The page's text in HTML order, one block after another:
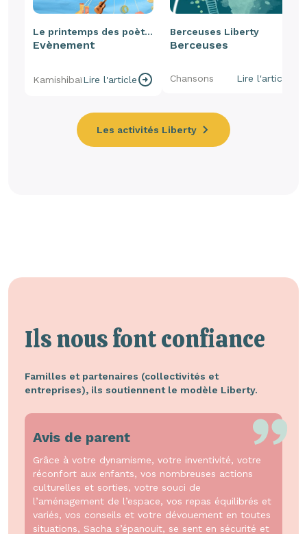
Le printemps des poètes
Evènement
KamishibaïLire l'article
Berceuses Liberty
Berceuses
Chansons Lire l'article
Les activités Liberty
Ils nous font confiance
Familles et partenaires (collectivités et
entreprises), ils soutiennent le modèle Liberty.
Avis de parent
Grâce à votre dynamisme, votre inventivité, votre
réconfort aux enfants, vos nombreuses actions
culturelles et sorties, votre souci de
l’aménagement de l’espace, vos repas équilibrés et
variés, vos conseils et votre dévouement en toutes
situations, Sacha s’épanouit, se sent en sécurité et